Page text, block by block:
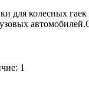
для колесных
1